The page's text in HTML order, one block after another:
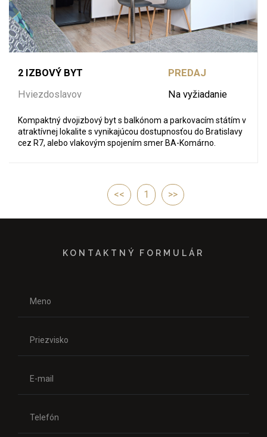
2 IZBOVÝ BYT
Hviezdoslavov
PREDAJ
Na vyžiadanie
Kompaktný dvojizbový byt s balkónom a parkovacím státím v
atraktívnej lokalite s vynikajúcou dostupnosťou do Bratislavy
cez R7, alebo vlakovým spojením smer BA-Komárno.
<< 1 >>
KONTAKTNÝ FORMULÁR